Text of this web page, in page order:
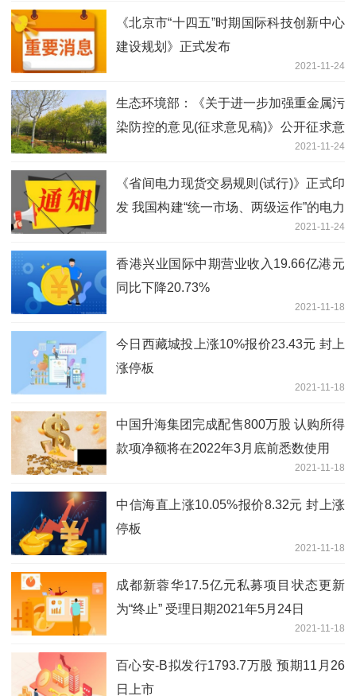
《北京市“十四五”时期国际科技创新中心
建设规划》正式发布
2021-11-24
生态环境部：《关于进一步加强重金属污
染防控的意见(征求意见稿)》公开征求意
2021-11-24
《省间电力现货交易规则(试行)》正式印
发 我国构建“统一市场、两级运作”的电力
2021-11-24
香港兴业国际中期营业收入19.66亿港元
同比下降20.73%
2021-11-18
今日西藏城投上涨10%报价23.43元 封上
涨停板
2021-11-18
中国升海集团完成配售800万股 认购所得
款项净额将在2022年3月底前悉数使用
2021-11-18
中信海直上涨10.05%报价8.32元 封上涨
停板
2021-11-18
成都新蓉华17.5亿元私募项目状态更新
为“终止” 受理日期2021年5月24日
2021-11-18
百心安-B拟发行1793.7万股 预期11月26
日上市